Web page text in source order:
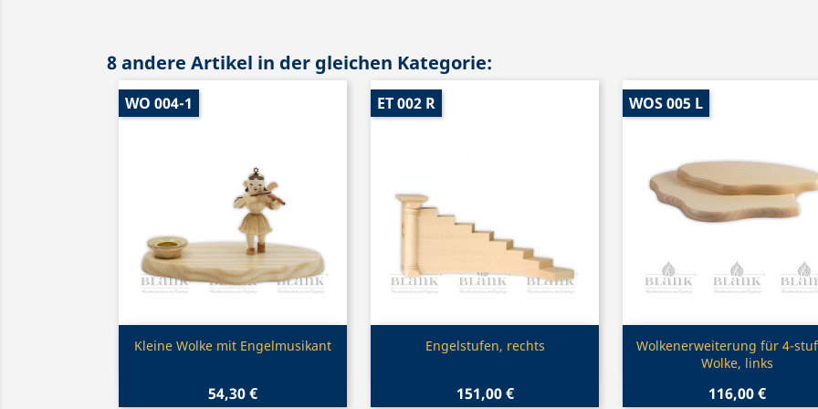
8 andere Artikel in der gleichen Kategorie:
Vorschau
Kleine Wolke mit Engelmusikant
54,30 €
WO 004-1
Vorschau
Engelstufen, rechts
151,00 €
ET 002 R
Vorschau
Wolkenerweiterung für 4-
Wolke, links
116,00 €
WOS 005 L